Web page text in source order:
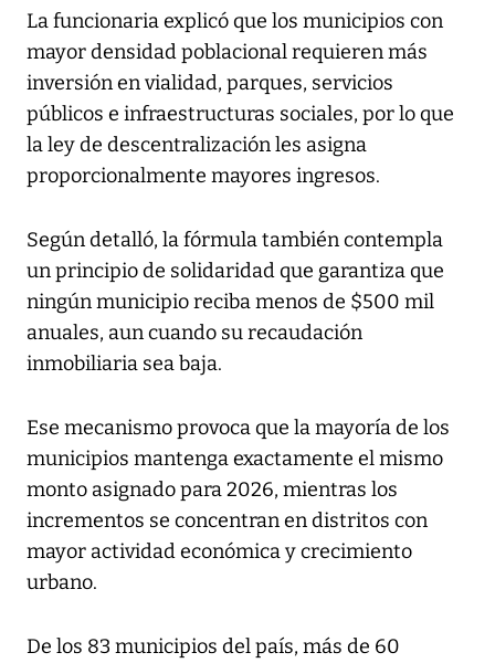
La funcionaria explicó que los municipios con
mayor densidad poblacional requieren más
inversión en vialidad, parques, servicios
públicos e infraestructuras sociales, por lo que
la ley de descentralización les asigna
proporcionalmente mayores ingresos.
Según detalló, la fórmula también contempla
un principio de solidaridad que garantiza que
ningún municipio reciba menos de $500 mil
anuales, aun cuando su recaudación
inmobiliaria sea baja.
Ese mecanismo provoca que la mayoría de los
municipios mantenga exactamente el mismo
monto asignado para 2026, mientras los
incrementos se concentran en distritos con
mayor actividad económica y crecimiento
urbano.
De los 83 municipios del país, más de 60